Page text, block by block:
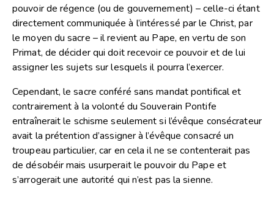
pouvoir de régence (ou de gouvernement) – celle-ci étant
directement communiquée à l’intéressé par le Christ, par
le moyen du sacre – il revient au Pape, en vertu de son
Primat, de décider qui doit recevoir ce pouvoir et de lui
assigner les sujets sur lesquels il pourra l’exercer.
Cependant, le sacre conféré sans mandat pontifical et
contrairement à la volonté du Souverain Pontife
entraînerait le schisme seulement si l’évêque consécrateur
avait la prétention d’assigner à l’évêque consacré un
troupeau particulier, car en cela il ne se contenterait pas
de désobéir mais usurperait le pouvoir du Pape et
s’arrogerait une autorité qui n’est pas la sienne.